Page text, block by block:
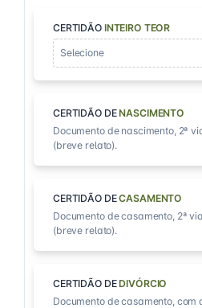
CERTIDÃO INTEIRO TEOR
Selecione
CERTIDÃO DENASCIMENTO
Documento de nascimento, 2ª
(breve relato).
CERTIDÃO DECASAMENTO
Documento de casamento, 2ª
(breve relato).
CERTIDÃO DEDIVÓRCIO
Documento de casamento,